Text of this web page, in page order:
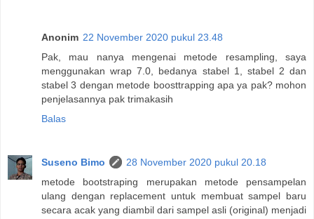
Anonim 22 November 2020 pukul 23.48
Pak, mau nanya mengenai metode resampling, saya
menggunakan wrap 7.0, bedanya stabel 1, stabel 2 dan
stabel 3 dengan metode boosttrapping apa ya pak? mohon
penjelasannya pak trimakasih
Balas
Suseno Bimo
28 November 2020 pukul 20.18
metode bootstraping merupakan metode pensampelan
ulang dengan replacement untuk membuat sampel baru
secara acak yang diambil dari sampel asli (original) menjadi